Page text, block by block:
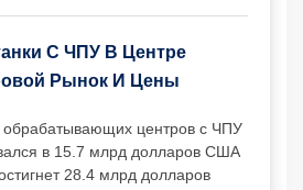
С ЧПУ В Центре
Рынок И Цены
обрабатывающих центров с ЧПУ
в 15.7 млрд долларов США
28.4 млрд долларов